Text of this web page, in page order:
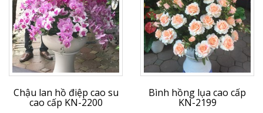
Chậu lan hồ điệp cao su
cao cấp KN-2200
Bình hồng lụa cao cấp
KN-2199